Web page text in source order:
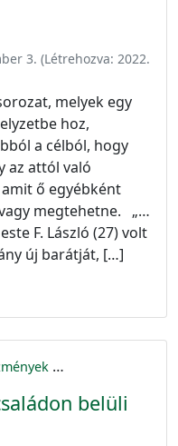
3. (Létrehozva: 2022.
melyek egy
hoz,
a célból, hogy
az attól való
ő egyébként
megtehetne. „…
F. László (27) volt
új barátját, […]
belüli